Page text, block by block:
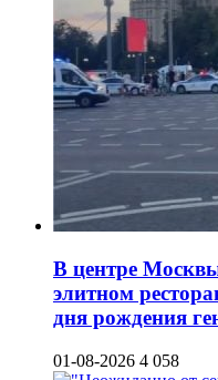
В центре
элитном
дня рождения
01-08-2026 4 058